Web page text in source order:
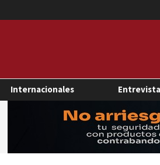
Internacionales